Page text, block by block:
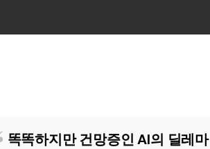
똑똑하지만 건망증인 AI의 딜레마